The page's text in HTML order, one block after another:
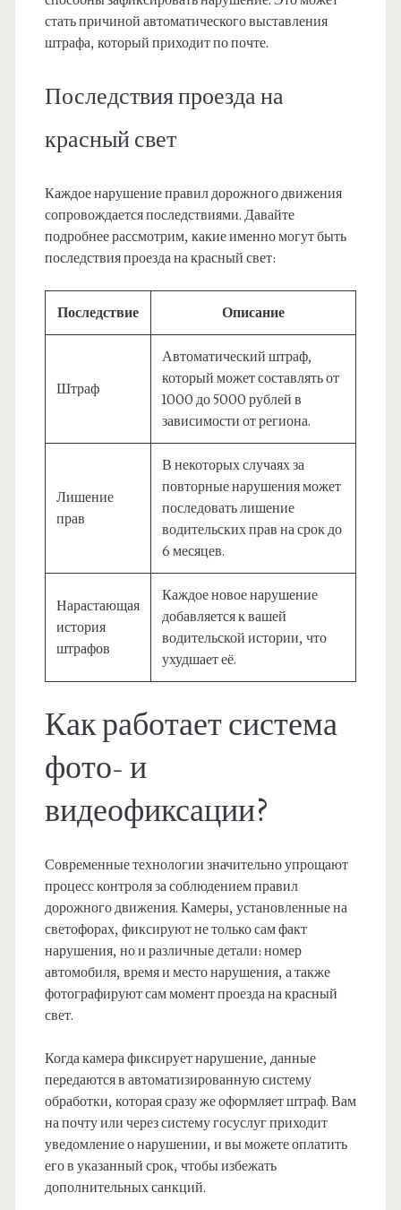
стать причиной автоматического выставления
штрафа, который приходит по почте.
Последствия проезда на
красный свет
Каждое нарушение правил дорожного движения
сопровождается последствиями. Давайте
подробнее рассмотрим, какие именно могут быть
последствия проезда на красный свет:
Последствие Описание
Штраф
Автоматический штраф,
который может составлять от
1000 до 5000 рублей в
зависимости от региона.
Лишение
прав
В некоторых случаях за
повторные нарушения может
последовать лишение
водительских прав на срок до
6 месяцев.
Нарастающая
история
штрафов
Каждое новое нарушение
добавляется к вашей
водительской истории, что
ухудшает её.
Как работает система
фото- и
видеофиксации?
Современные технологии значительно упрощают
процесс контроля за соблюдением правил
дорожного движения. Камеры, установленные на
светофорах, фиксируют не только сам факт
нарушения, но и различные детали: номер
автомобиля, время и место нарушения, а также
фотографируют сам момент проезда на красный
свет.
Когда камера фиксирует нарушение, данные
передаются в автоматизированную систему
обработки, которая сразу же оформляет штраф. Вам
на почту или через систему госуслуг приходит
уведомление о нарушении, и вы можете оплатить
его в указанный срок, чтобы избежать
дополнительных санкций.